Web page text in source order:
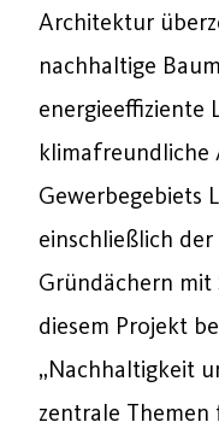
Architektur
nachhaltige
energieeffiziente
klimafreundliche
Gewerbegebiets
einschließlich
Gründächern mit
diesem Projekt
„Nachhaltigkeit
zentrale Themen